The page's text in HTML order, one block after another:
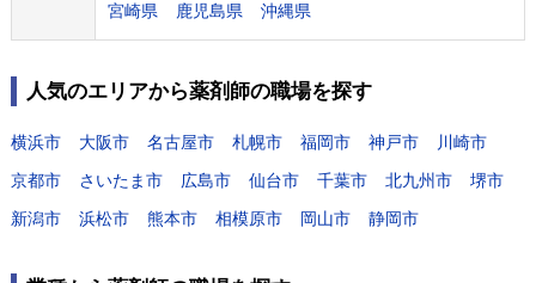
宮崎県
鹿児島県 沖縄県
人気のエリアから薬剤師の職場を探す
横浜市 大阪市 名古屋市 札幌市 福岡市 神戸市
川崎市
京都市
さいたま市 広島市 仙台市 千葉市 北九州市
堺市
新潟市
浜松市 熊本市 相模原市 岡山市 静岡市